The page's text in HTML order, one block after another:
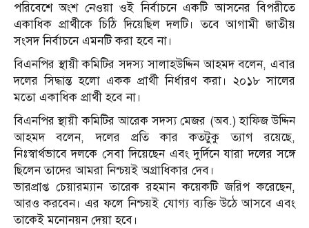
পরিবেশে অংশ নেওয়া ওই নির্বাচনে একটি আসনের বিপরীতে
একাধিক প্রার্থীকে চিঠি দিয়েছিল দলটি। তবে আগামী জাতীয়
সংসদ নির্বাচনে এমনটি করা হবে না।
বিএনপির স্থায়ী কমিটির সদস্য সালাহউদ্দিন আহমদ বলেন, এবার
দলের সিদ্ধান্ত হলো একক প্রার্থী নির্ধারণ করা। ২০১৮ সালের
মতো একাধিক প্রার্থী হবে না।
বিএনপির স্থায়ী কমিটির আরেক সদস্য মেজর (অব.) হাফিজ উদ্দিন
আহমদ বলেন, দলের প্রতি কার কতটুকু ত্যাগ রয়েছে,
নিঃস্বার্থভাবে দলকে সেবা দিয়েছেন এবং দুর্দিনে যারা দলের সঙ্গে
ছিলেন তাদের আমরা নিশ্চয়ই অগ্রাধিকার দেব।
ভারপ্রাপ্ত চেয়ারম্যান তারেক রহমান কয়েকটি জরিপ করেছেন,
আরও করবেন। এর ফলে নিশ্চয়ই যোগ্য ব্যক্তি উঠে আসবে এবং
তাকেই মনোনয়ন দেয়া হবে।